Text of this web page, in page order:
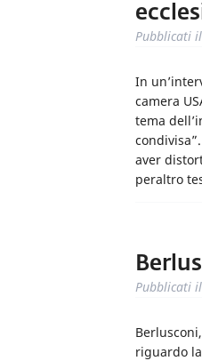
Pubblicati il
In
camera
tema
aver
peraltro
Pubblicati il
riguardo